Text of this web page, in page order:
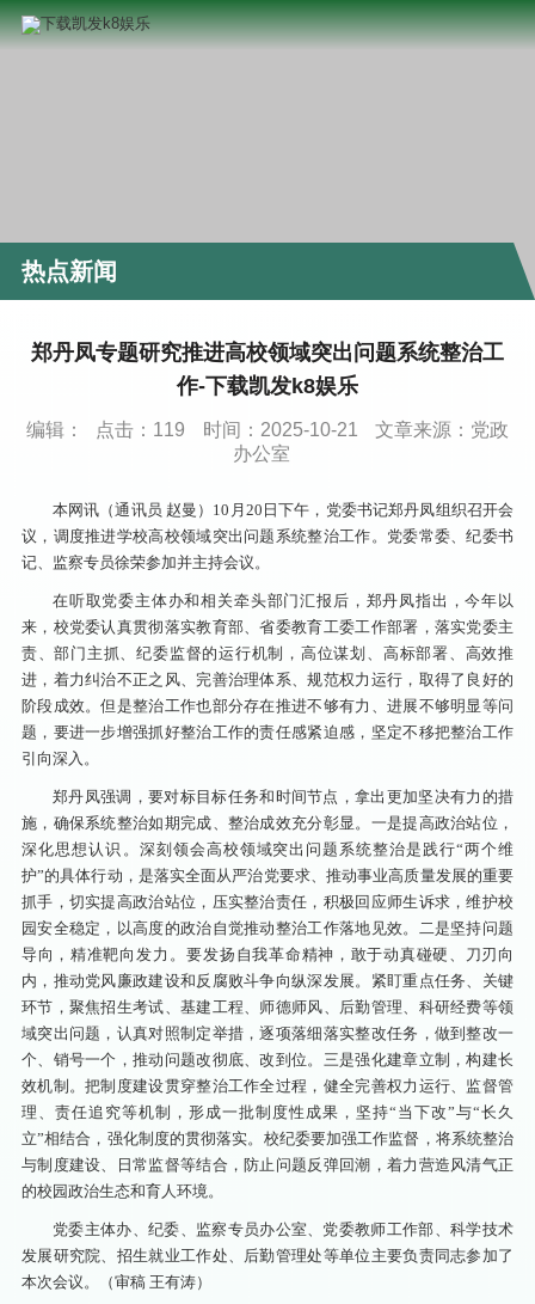
热点新闻
郑丹凤专题研究推进高校领域突出问题系统整治工
作-下载凯发k8娱乐
编辑： 点击： 119 时间：2025-10-21
文章来源：党政
办公室
本网讯（通讯员 赵曼）10月20日下午，党委书记郑丹凤组织召开会
议，调度推进学校高校领域突出问题系统整治工作。党委常委、纪委书
记、监察专员徐荣参加并主持会议。
在听取党委主体办和相关牵头部门汇报后，郑丹凤指出，今年以
来，校党委认真贯彻落实教育部、省委教育工委工作部署，落实党委主
责、部门主抓、纪委监督的运行机制，高位谋划、高标部署、高效推
进，着力纠治不正之风、完善治理体系、规范权力运行，取得了良好的
阶段成效。但是整治工作也部分存在推进不够有力、进展不够明显等问
题，要进一步增强抓好整治工作的责任感紧迫感，坚定不移把整治工作
引向深入。
郑丹凤强调，要对标目标任务和时间节点，拿出更加坚决有力的措
施，确保系统整治如期完成、整治成效充分彰显。一是提高政治站位，
深化思想认识‌。深刻领会高校领域突出问题系统整治是践行“两个维
护”的具体行动，是落实全面从严治党要求、推动事业高质量发展的重要
抓手，切实提高政治站位，压实整治责任，积极回应师生诉求，维护校
园安全稳定，以高度的政治自觉推动整治工作落地见效。二是坚持问题
导向，精准靶向发力‌。‌要发扬自我革命精神，敢于动真碰硬、刀刃向
内，推动党风廉政建设和反腐败斗争向纵深发展。紧盯重点任务、关键
环节，聚焦招生考试、基建工程、师德师风、后勤管理、科研经费等领
域突出问题，认真对照制定举措，逐项落细落实整改任务，做到整改一
个、销号一个，推动问题改彻底、改到位。三是强化建章立制，构建长
效机制。把制度建设贯穿整治工作全过程，健全完善权力运行、监督管
理、责任追究等机制，形成一批制度性成果，坚持“当下改”与“长久
立”相结合，强化制度的贯彻落实。校纪委要加强工作监督，将系统整治
与制度建设、日常监督等结合，防止问题反弹回潮，着力营造风清气正
的校园政治生态和育人环境。
党委主体办、纪委、监察专员办公室、党委教师工作部、科学技术
发展研究院、招生就业工作处、后勤管理处等单位主要负责同志参加了
本次会议。（审稿 王有涛）